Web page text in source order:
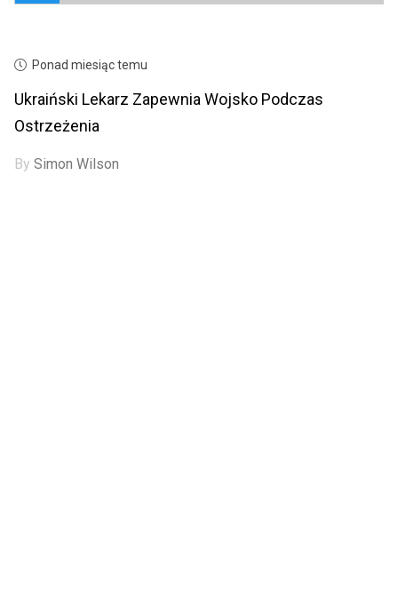
Ponad miesiąc temu
Ukraiński Lekarz Zapewnia Wojsko Podczas
Ostrzeżenia
BySimon Wilson